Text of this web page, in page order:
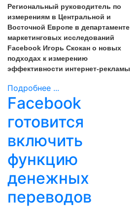
Региональный руководитель по
измерениям в Центральной и
Восточной Европе в департаменте
маркетинговых исследований
Facebook Игорь Скокан о новых
подходах к измерению
эффективности интернет-рекламы
Подробнее ...
Facebook
готовится
включить
функцию
денежных
переводов